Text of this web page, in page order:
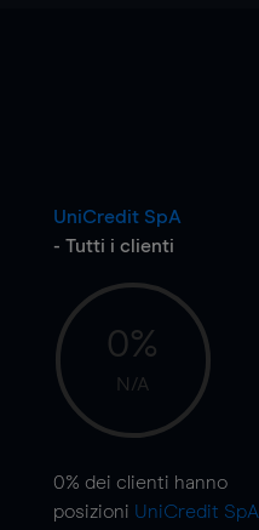
UniCredit SpA
- Tutti i clienti
0%
N/A
0% dei clienti hanno
posizioni UniCredit SpA